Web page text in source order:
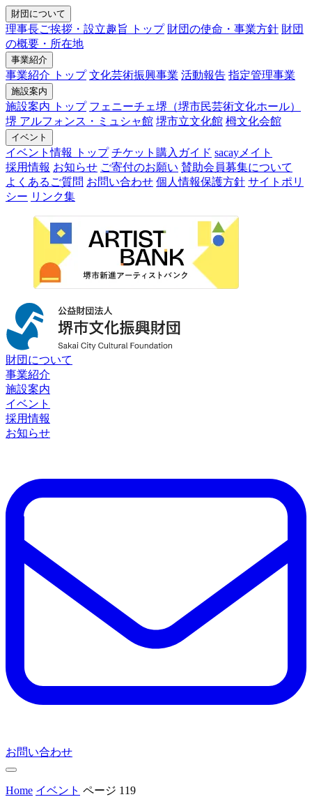
財団について
理事長ご挨拶・設立趣旨 トップ 財団の使命・事業方針 財団
の概要・所在地
事業紹介
事業紹介 トップ 文化芸術振興事業 活動報告 指定管理事業
施設案内
施設案内 トップ フェニーチェ堺（堺市民芸術文化ホール）
堺 アルフォンス・ミュシャ館 堺市立文化館 栂文化会館
イベント
イベント情報 トップ チケット購入ガイド sacayメイト
採用情報 お知らせ ご寄付のお願い 賛助会員募集について
よくあるご質問 お問い合わせ 個人情報保護方針 サイトポリ
シー リンク集
財団について
事業紹介
施設案内
イベント
採用情報
お知らせ
お問い合わせ
Home イベント ページ 119